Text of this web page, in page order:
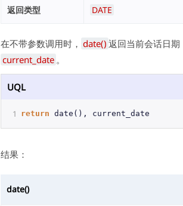
返回类型 DATE
在不带参数调用时， date() 返回当前会话日
current_date 。
UQL
1 return date (), current_date
结果：
date()